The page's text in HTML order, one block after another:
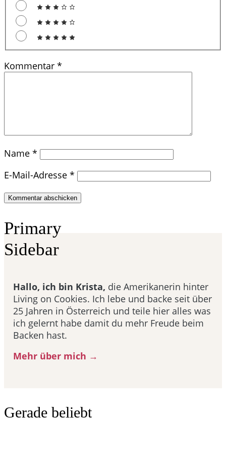
Kommentar *
Name *
E-Mail-Adresse *
Primary
Sidebar
Hallo, ich bin Krista, die Amerikanerin hinter
Living on Cookies. Ich lebe und backe seit über
25 Jahren in Österreich und teile hier alles was
ich gelernt habe damit du mehr Freude beim
Backen hast.
Mehr über mich →
Gerade beliebt